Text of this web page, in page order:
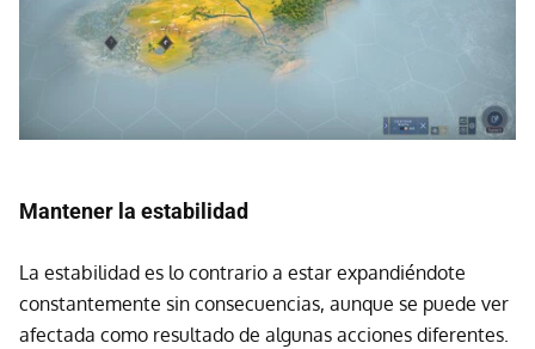
Mantener la estabilidad
La estabilidad es lo contrario a estar expandiéndote
constantemente sin consecuencias, aunque se puede ver
afectada como resultado de algunas acciones diferentes.